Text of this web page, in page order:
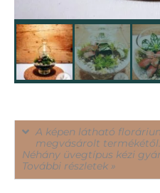
A képen látható
megvásárolt termékétől.
Néhány üvegtípus kézi
További részletek »